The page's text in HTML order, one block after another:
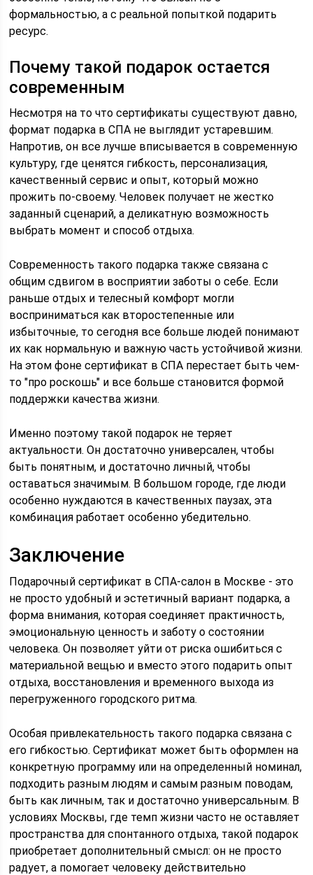
формальностью, а с реальной попыткой подарить
ресурс.
Почему такой подарок остается
современным
Несмотря на то что сертификаты существуют давно,
формат подарка в СПА не выглядит устаревшим.
Напротив, он все лучше вписывается в современную
культуру, где ценятся гибкость, персонализация,
качественный сервис и опыт, который можно
прожить по-своему. Человек получает не жестко
заданный сценарий, а деликатную возможность
выбрать момент и способ отдыха.
Современность такого подарка также связана с
общим сдвигом в восприятии заботы о себе. Если
раньше отдых и телесный комфорт могли
восприниматься как второстепенные или
избыточные, то сегодня все больше людей понимают
их как нормальную и важную часть устойчивой жизни.
На этом фоне сертификат в СПА перестает быть чем-
то "про роскошь" и все больше становится формой
поддержки качества жизни.
Именно поэтому такой подарок не теряет
актуальности. Он достаточно универсален, чтобы
быть понятным, и достаточно личный, чтобы
оставаться значимым. В большом городе, где люди
особенно нуждаются в качественных паузах, эта
комбинация работает особенно убедительно.
Заключение
Подарочный сертификат в СПА-салон в Москве - это
не просто удобный и эстетичный вариант подарка, а
форма внимания, которая соединяет практичность,
эмоциональную ценность и заботу о состоянии
человека. Он позволяет уйти от риска ошибиться с
материальной вещью и вместо этого подарить опыт
отдыха, восстановления и временного выхода из
перегруженного городского ритма.
Особая привлекательность такого подарка связана с
его гибкостью. Сертификат может быть оформлен на
конкретную программу или на определенный номинал,
подходить разным людям и самым разным поводам,
быть как личным, так и достаточно универсальным. В
условиях Москвы, где темп жизни часто не оставляет
пространства для спонтанного отдыха, такой подарок
приобретает дополнительный смысл: он не просто
радует, а помогает человеку действительно